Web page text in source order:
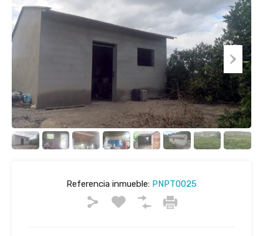
Referencia inmueble: PNPT0025